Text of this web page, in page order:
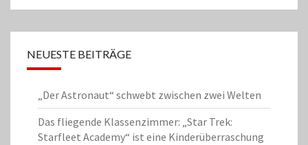
NEUESTE BEITRÄGE
„Der Astronaut“ schwebt zwischen zwei Welten
Das fliegende Klassenzimmer: „Star Trek:
Starfleet Academy“ ist eine Kinderüberraschung